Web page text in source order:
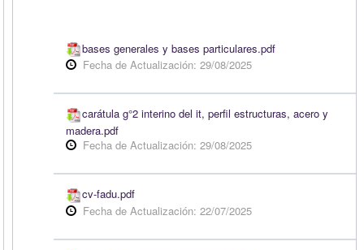
bases generales y bases particulares.pdf
Fecha de Actualización: 29/08/2025
carátula g°2 interino del it, perfil estructuras, acero y
madera.pdf
Fecha de Actualización: 29/08/2025
cv-fadu.pdf
Fecha de Actualización: 22/07/2025